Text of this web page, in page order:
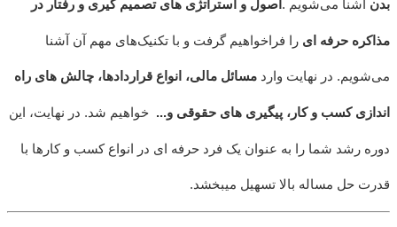
بدن آشنا می‌شویم . اصول و استراتژی های تصمیم گیری و رفتار در
مذاکره حرفه ای را فراخواهیم گرفت و با تکنیک‌های مهم آن آشنا
می‌شویم. در نهایت وارد مسائل مالی، انواع قراردادها، چالش های راه
اندازی کسب و کار، پیگیری های حقوقی و... خواهیم شد. در نهایت، این
دوره رشد شما را به عنوان یک فرد حرفه ای در انواع کسب و کارها با
قدرت حل مساله بالا تسهیل میبخشد.